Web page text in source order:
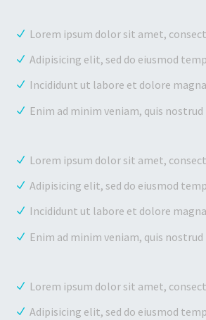
Lorem ipsum dolor sit amet,
Adipisicing elit, sed do eiusmod
Incididunt ut labore et dolore
Enim ad minim veniam, quis nostrud
Lorem ipsum dolor sit amet,
Adipisicing elit, sed do eiusmod
Incididunt ut labore et dolore
Enim ad minim veniam, quis nostrud
Lorem ipsum dolor sit amet,
Adipisicing elit, sed do eiusmod